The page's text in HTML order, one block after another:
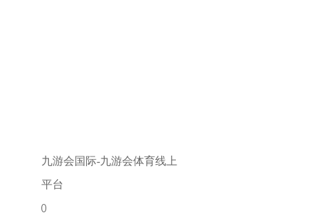
九游会国际-九游会体育线上
平台
ꄲ